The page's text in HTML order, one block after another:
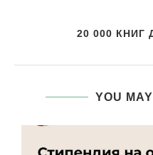
20 000
YOU